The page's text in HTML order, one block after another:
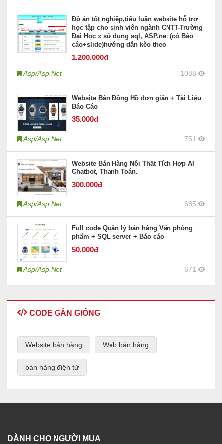
Đồ án tốt nghiệp,tiểu luận website hỗ trợ
học tập cho sinh viên ngành CNTT-Trường
Đại Học x sử dụng sql, ASP.net (có Báo
cáo+slide)hướng dẫn kèo theo
1.200.000đ
Asp/Asp.Net 1088
Website Bán Đồng Hồ đơn giản + Tài Liệu
Báo Cáo
35.000đ
Asp/Asp.Net 751
Website Bán Hàng Nội Thất Tích Hợp AI
Chatbot, Thanh Toán.
300.000đ
Asp/Asp.Net 685
Full code Quản lý bán hàng Văn phòng
phẩm + SQL server + Báo cáo
50.000đ
Asp/Asp.Net 671
CODE GẦN GIỐNG
Website bán hàng Web bán hàng
bán hàng điện tử
DÀNH CHO NGƯỜI MUA